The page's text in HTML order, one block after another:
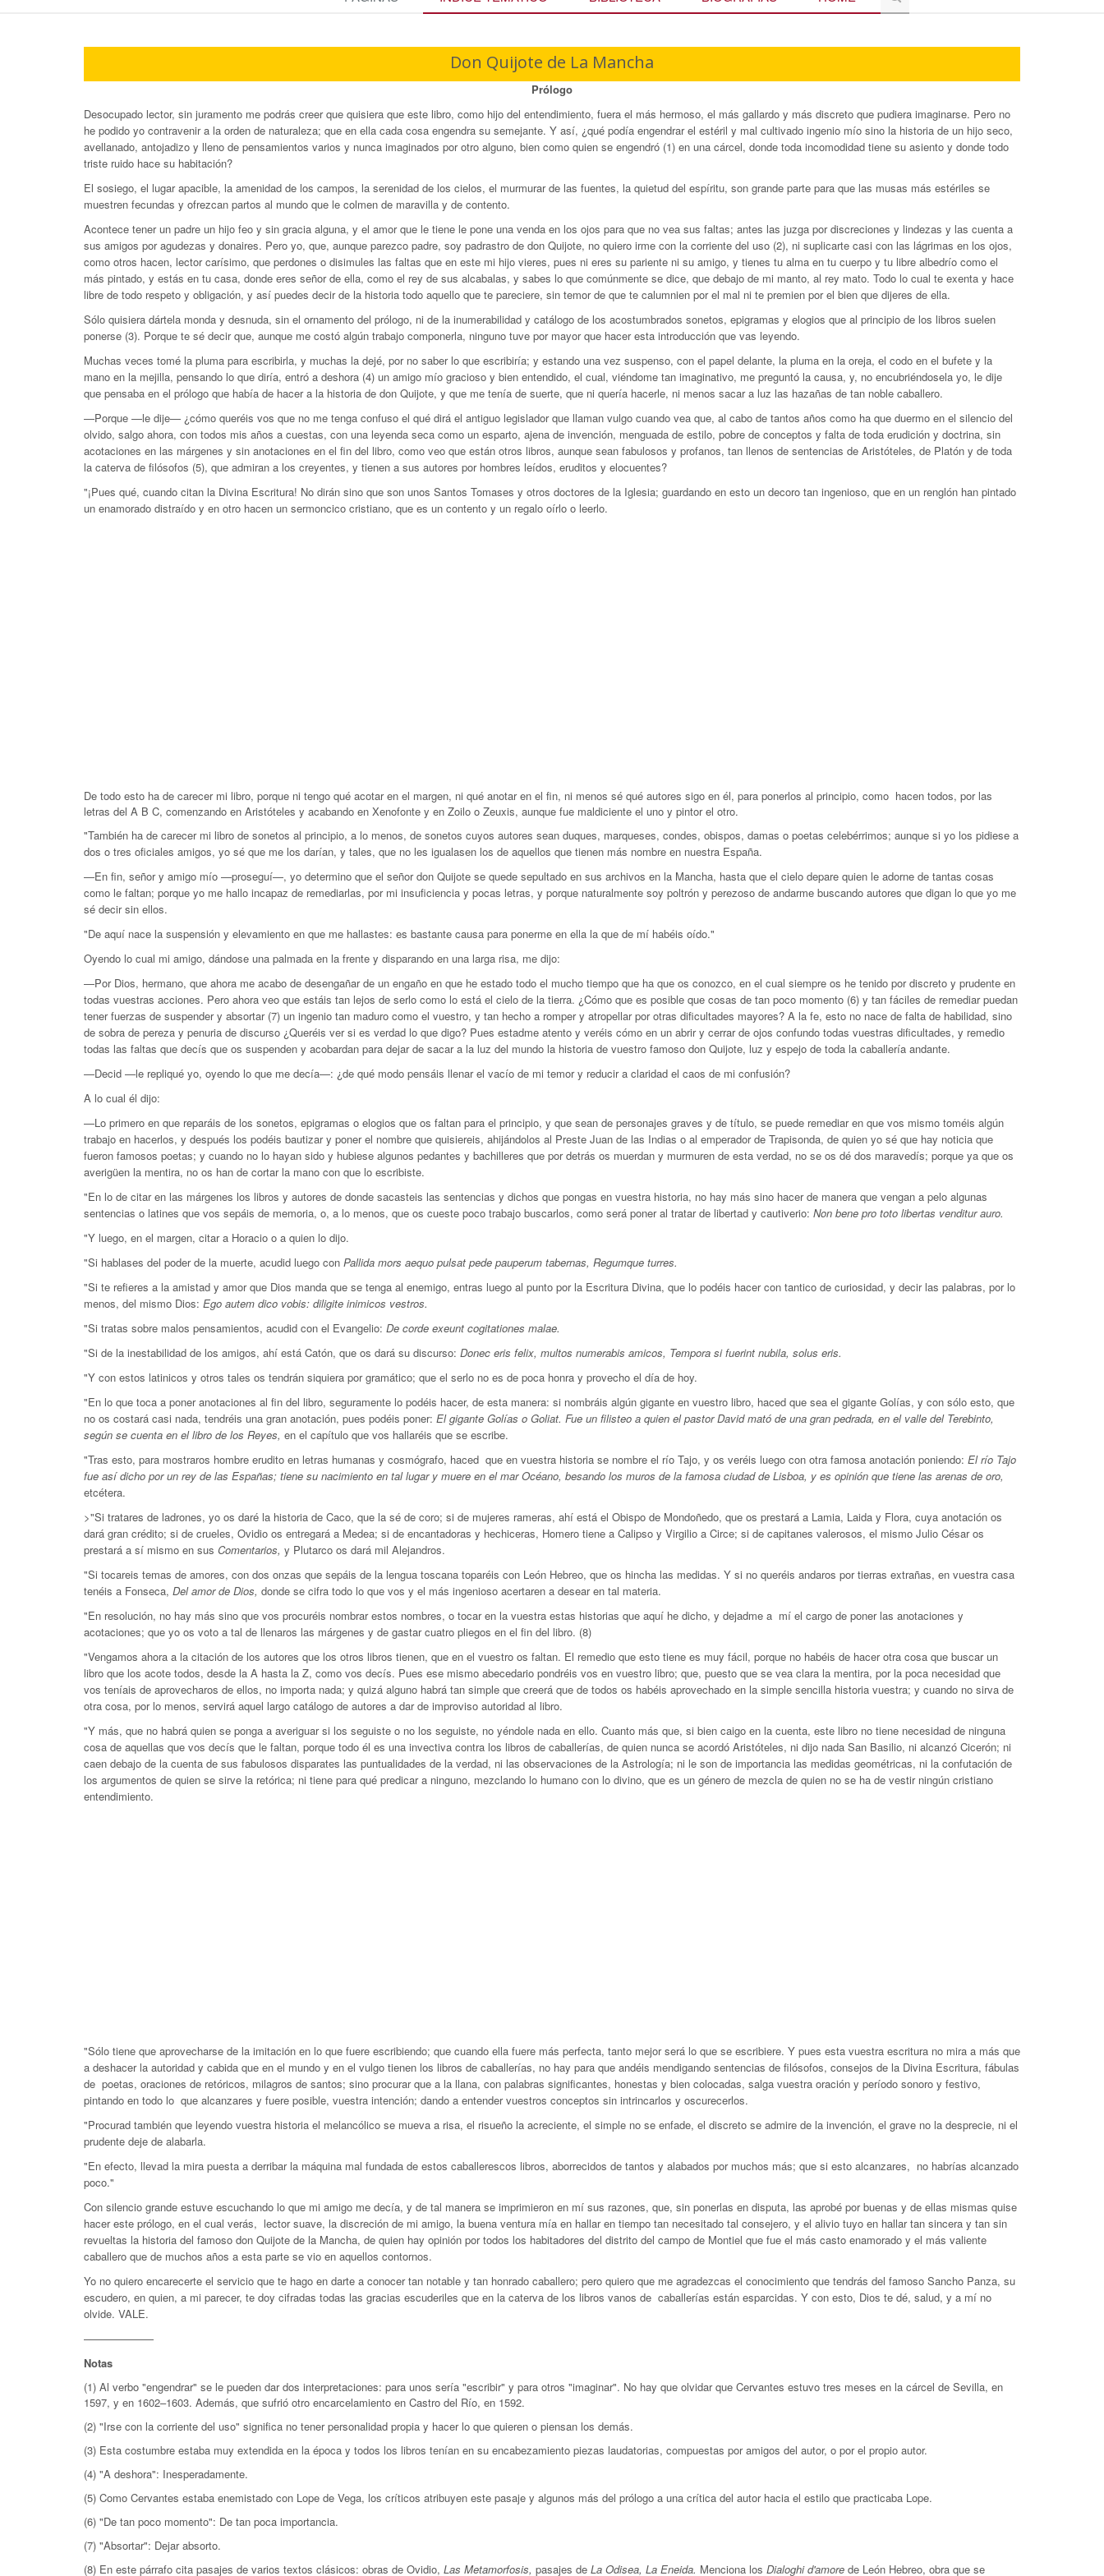
Don Quijote de La Mancha
Prólogo
Desocupado lector, sin juramento me podrás creer que quisiera que este libro, como hijo del entendimiento, fuera el más hermoso, el más gallardo y más discreto que pudiera imaginarse. Pero no
he podido yo contravenir a la orden de naturaleza; que en ella cada cosa engendra su semejante. Y así, ¿qué podía engendrar el estéril y mal cultivado ingenio mío sino la historia de un hijo seco,
avellanado, antojadizo y lleno de pensamientos varios y nunca imaginados por otro alguno, bien como quien se engendró (1) en una cárcel, donde toda incomodidad tiene su asiento y donde todo
triste ruido hace su habitación?
El sosiego, el lugar apacible, la amenidad de los campos, la serenidad de los cielos, el murmurar de las fuentes, la quietud del espíritu, son grande parte para que las musas más estériles se
muestren fecundas y ofrezcan partos al mundo que le colmen de maravilla y de contento.
Acontece tener un padre un hijo feo y sin gracia alguna, y el amor que le tiene le pone una venda en los ojos para que no vea sus faltas; antes las juzga por discreciones y lindezas y las cuenta a
sus amigos por agudezas y donai­res. Pero yo, que, aunque parezco padre, soy padrastro de don Quijote, no quiero irme con la corriente del uso (2), ni suplicarte casi con las lágrimas en los ojos,
como otros hacen, lector carísimo, que perdones o disimules las faltas que en este mi hijo vieres, pues ni eres su pariente ni su amigo, y tienes tu alma en tu cuerpo y tu libre albedrío como el
más pintado, y estás en tu casa, donde eres señor de ella, como el rey de sus alcabalas, y sabes lo que comúnmente se dice, que debajo de mi manto, al rey mato. Todo lo cual te exenta y hace
libre de todo respeto y obligación, y así puedes decir de la historia todo aquello que te pareciere, sin temor de que te calumnien por el mal ni te premien por el bien que dijeres de ella.
Sólo quisiera dártela monda y desnuda, sin el ornamento del prólogo, ni de la inumerabilidad y catálogo de los acostumbrados sonetos, epigramas y elogios que al principio de los libros suelen
ponerse (3). Porque te sé decir que, aunque me costó algún trabajo componerla, ninguno tuve por mayor que hacer esta introducción que vas leyendo.
Muchas veces tomé la pluma para escribirla, y muchas la dejé, por no saber lo que escribiría; y estando una vez suspenso, con el papel delante, la pluma en la oreja, el codo en el bufete y la
mano en la mejilla, pensando lo que diría, entró a deshora (4) un amigo mío gracioso y bien entendido, el cual, viéndome tan imaginativo, me preguntó la causa, y, no encubrién­dosela yo, le dije
que pensaba en el prólogo que había de hacer a la historia de don Quijote, y que me tenía de suerte, que ni quería hacerle, ni menos sacar a luz las hazañas de tan noble caballero.
—Porque —le dije— ¿cómo queréis vos que no me tenga confuso el qué dirá el antiguo legislador que llaman vulgo cuando vea que, al cabo de tantos años como ha que duermo en el silencio del
olvido, salgo ahora, con todos mis años a cuestas, con una leyenda seca como un esparto, ajena de invención, menguada de estilo, pobre de conceptos y falta de toda erudición y doctrina, sin
acotaciones en las márgenes y sin anotaciones en el fin del libro, como veo que están otros libros, aunque sean fabulosos y profanos, tan llenos de sentencias de Aristóteles, de Platón y de toda
la caterva de filósofos (5), que admiran a los creyentes, y tienen a sus autores por hombres leídos, eruditos y elocuentes?
"¡Pues qué, cuando citan la Divina Escritura! No dirán sino que son unos Santos Tomases y otros doctores de la Iglesia; guardando en esto un decoro tan ingenioso, que en un renglón han pintado
un enamorado distraído y en otro hacen un sermoncico cristiano, que es un contento y un regalo oírlo o leerlo.
De todo esto ha de carecer mi libro, porque ni tengo qué acotar en el margen, ni qué anotar en el fin, ni menos sé qué autores sigo en él, para ponerlos al principio, como hacen todos, por las
letras del A B C, comenzando en Aristóteles y acabando en Xenofonte y en Zoilo o Zeuxis, aunque fue maldiciente el uno y pintor el otro.
"También ha de carecer mi libro de sonetos al principio, a lo menos, de sonetos cuyos autores sean duques, marqueses, condes, obispos, damas o poetas celebérrimos; aunque si yo los pidiese a
dos o tres oficiales amigos, yo sé que me los darían, y tales, que no les igualasen los de aquellos que tienen más nombre en nuestra España.
—En fin, señor y amigo mío —proseguí—, yo determino que el señor don Quijote se quede sepultado en sus archivos en la Mancha, hasta que el cielo depare quien le adorne de tantas cosas
como le faltan; porque yo me hallo incapaz de remediarlas, por mi insuficiencia y pocas letras, y porque naturalmente soy poltrón y perezoso de andarme buscando autores que digan lo que yo me
sé decir sin ellos.
"De aquí nace la suspensión y elevamiento en que me hallastes: es bastante causa para ponerme en ella la que de mí habéis oído."
Oyendo lo cual mi amigo, dándose una palmada en la frente y disparando en una larga risa, me dijo:­
—Por Dios, hermano, que ahora me acabo de desengañar de un engaño en que he estado todo el mucho tiempo que ha que os conozco, en el cual siempre os he tenido por discreto y prudente en
todas vuestras acciones. Pero ahora veo que estáis tan lejos de serlo como lo está el cielo de la tierra. ¿Cómo que es posible que cosas de tan poco momento (6) y tan fáciles de remediar puedan
tener fuerzas de suspender y absortar (7) un ingenio tan maduro como el vuestro, y tan hecho a romper y atropellar por otras dificultades mayores? A la fe, esto no nace de falta de habilidad, sino
de sobra de pereza y penuria de discurso ¿Queréis ver si es verdad lo que digo? Pues estadme atento y veréis cómo en un abrir y cerrar de ojos confundo todas vuestras dificultades, y remedio
todas las faltas que decís que os suspenden y acobardan para dejar de sacar a la luz del mundo la historia de vuestro famoso don Quijote, luz y espejo de toda la caballería andante.
—Decid —le repliqué yo, oyendo lo que me decía—: ¿de qué modo pensáis llenar el vacío de mi temor y reducir a claridad el caos de mi confusión?
A lo cual él dijo:
—Lo primero en que reparáis de los sonetos, epigramas o elogios que os faltan para el principio, y que sean de personajes graves y de título, se puede remediar en que vos mismo toméis algún
trabajo en hacerlos, y después los podéis bautizar y poner el nombre que quisiereis, ahijándolos al Preste Juan de las Indias o al emperador de Trapisonda, de quien yo sé que hay noticia que
fueron famosos poetas; y cuando no lo hayan sido y hubiese algunos pedantes y bachilleres que por detrás os muerdan y murmuren de esta verdad, no se os dé dos maravedís; porque ya que os
averigüen la mentira, no os han de cortar la mano con que lo escribiste.
"En lo de citar en las márgenes los libros y autores de donde sacasteis las sentencias y dichos que pongas en vuestra historia, no hay más sino hacer de manera que vengan a pelo algunas
sentencias o latines que vos sepáis de memoria, o, a lo menos, que os cueste poco trabajo buscarlos, como será poner al tratar de libertad y cautiverio: Non bene pro toto libertas venditur auro.
"Y luego, en el margen, citar a Horacio o a quien lo dijo.
"Si hablases del poder de la muerte, acudid luego con Pallida mors aequo pulsat pede pauperum tabernas, Regumque turres.
"Si te refieres a la amistad y amor que Dios manda que se tenga al enemigo, entras luego al punto por la Escritura Divina, que lo podéis hacer con tantico de curiosidad, y decir las palabras, por lo
menos, del mismo Dios: Ego autem dico vobis: diligite inimicos vestros.
"Si tratas sobre malos pensamientos, acudid con el Evangelio: De corde exeunt cogitationes malae.
"Si de la inestabilidad de los amigos, ahí está Catón, que os dará su discurso: Donec eris felix, multos numerabis amicos, Tempora si fuerint nubila, solus eris.
"Y con estos latinicos y otros tales os tendrán siquiera por gramático; que el serlo no es de poca honra y provecho el día de hoy.
"En lo que toca a poner anotaciones al fin del libro, seguramente lo podéis hacer, de esta manera: si nombráis algún gigante en vuestro libro, haced que sea el gigante Golías, y con sólo esto, que
no os costará casi nada, tendréis una gran anotación, pues podéis poner: El gigante Golías o Goliat. Fue un filisteo a quien el pastor David mató de una gran pedrada, en el valle del Terebinto,
según se cuenta en el libro de los Reyes, en el capítulo que vos hallaréis que se escribe.
"Tras esto, para mostraros hombre erudito en letras humanas y cosmógrafo, haced que en vuestra historia se nombre el río Tajo, y os veréis luego con otra famosa anotación poniendo: El río Tajo
fue así dicho por un rey de las Españas; tiene su nacimiento en tal lugar y muere en el mar Océano, besando los muros de la famosa ciudad de Lisboa, y es opinión que tiene las arenas de oro,
etcétera.
>"Si tratares de ladrones, yo os daré la historia de Caco, que la sé de coro; si de mujeres rameras, ahí está el Obispo de Mondoñedo, que os prestará a Lamia, Laida y Flora, cuya anotación os
dará gran crédito; si de crueles, Ovidio os entregará a Medea; si de encantadoras y hechiceras, Homero tiene a Calipso y Virgilio a Circe; si de capitanes valerosos, el mismo Julio César os
prestará a sí mismo en sus Comentarios, y Plutarco os dará mil Alejandros.
"Si tocareis temas de amores, con dos onzas que sepáis de la lengua toscana toparéis con León Hebreo, que os hincha las medidas. Y si no queréis andaros por tierras extrañas, en vuestra casa
tenéis a Fonseca, Del amor de Dios, donde se cifra todo lo que vos y el más ingenioso acertaren a desear en tal materia.
"En resolución, no hay más sino que vos procuréis nombrar estos nombres, o tocar en la vuestra estas historias que aquí he dicho, y dejadme a mí el cargo de poner las anotaciones y
acotaciones; que yo os voto a tal de llenaros las márgenes y de gastar cuatro pliegos en el fin del libro. (8)
"Vengamos ahora a la citación de los autores que los otros libros tienen, que en el vuestro os faltan. El remedio que esto tiene es muy fácil, porque no habéis de hacer otra cosa que buscar un
libro que los acote todos, desde la A hasta la Z, como vos decís. Pues ese mismo abecedario pondréis vos en vuestro libro; que, puesto que se vea clara la mentira, por la poca necesidad que
vos teníais de aprovecharos de ellos, no importa nada; y quizá alguno habrá tan simple que creerá que de todos os habéis aprovechado en la simple sencilla historia vuestra; y cuando no sirva de
otra cosa, por lo menos, servirá aquel largo catálogo de autores a dar de improviso autoridad al libro.
"Y más, que no habrá quien se ponga a averiguar si los seguiste o no los seguiste, no yéndole nada en ello. Cuanto más que, si bien caigo en la cuenta, este libro no tiene necesidad de ninguna
cosa de aquellas que vos decís que le faltan, porque todo él es una invectiva contra los libros de caballerías, de quien nunca se acordó Aristóteles, ni dijo nada San Basilio, ni alcanzó Cicerón; ni
caen debajo de la cuenta de sus fabulosos disparates las puntualidades de la verdad, ni las observaciones de la Astrología; ni le son de importancia las medidas geométricas, ni la confutación de
los argumentos de quien se sirve la retórica; ni tiene para qué predicar a ninguno, mezclando lo humano con lo divino, que es un género de mezcla de quien no se ha de vestir ningún cristiano
entendimiento.
"Sólo tiene que aprovecharse de la imitación en lo que fuere escribiendo; que cuando ella fuere más perfecta, tanto mejor será lo que se escribiere. Y pues esta vuestra escritura no mira a más que
a deshacer la autoridad y cabida que en el mundo y en el vulgo tienen los libros de caballerías, no hay para que andéis mendigando sentencias de filósofos, consejos de la Divina Escritura, fábulas
de poetas, oraciones de retóricos, milagros de santos; sino procurar que a la llana, con palabras significantes, honestas y bien colocadas, salga vuestra oración y período sonoro y festivo,
pintando en todo lo que alcanzares y fuere posible, vuestra intención; dando a entender vuestros conceptos sin intrincarlos y oscurecerlos.
"Procurad también que leyendo vuestra historia el melancólico se mueva a risa, el risueño la acreciente, el simple no se enfade, el discreto se admire de la invención, el grave no la desprecie, ni el
prudente deje de alabarla.
"En efecto, llevad la mira puesta a derribar la máquina mal fundada de estos caballerescos libros, aborrecidos de tantos y alabados por muchos más; que si esto alcanzares, no habrías alcanzado
poco."
Con silencio grande estuve escuchando lo que mi amigo me decía, y de tal manera se imprimieron en mí sus razones, que, sin ponerlas en disputa, las aprobé por buenas y de ellas mismas quise
hacer este prólogo, en el cual verás, lector suave, la discreción de mi amigo, la buena ventura mía en hallar en tiempo tan necesitado tal consejero, y el alivio tuyo en hallar tan sincera y tan sin
revueltas la historia del famoso don Quijote de la Mancha, de quien hay opinión por todos los habitadores del distrito del campo de Montiel que fue el más casto enamorado y el más valiente
caballero que de muchos años a esta parte se vio en aquellos contornos.
Yo no quiero encarecerte el servicio que te hago en darte a conocer tan notable y tan honrado caballero; pero quiero que me agradezcas el conocimiento que tendrás del famoso Sancho Panza, su
escudero, en quien, a mi parecer, te doy cifradas todas las gracias escuderiles que en la caterva de los libros vanos de caballerías están esparcidas. Y con esto, Dios te dé, salud, y a mí no
olvide. VALE.
–——————
Notas
(1) Al verbo "engendrar" se le pueden dar dos interpretaciones: para unos sería "escribir" y para otros "imaginar". No hay que olvidar que Cervantes estuvo tres meses en la cárcel de Sevilla, en
1597, y en 1602–1603. Además, que sufrió otro encarcelamiento en Castro del Río, en 1592.
(2) "Irse con la corriente del uso" significa no tener personalidad propia y hacer lo que quieren o piensan los demás.
(3) Esta costumbre estaba muy extendida en la época y todos los libros tenían en su encabezamiento piezas laudatorias, compuestas por amigos del autor, o por el propio autor.
(4) "A deshora": Inesperadamente.
(5) Como Cervantes estaba enemistado con Lope de Vega, los críticos atribuyen este pasaje y algunos más del prólogo a una crítica del autor hacia el estilo que practicaba Lope.
(6) "De tan poco momento": De tan poca importancia.
(7) "Absortar": Dejar absorto.
(8) En este párrafo cita pasajes de varios textos clásicos: obras de Ovidio, Las Metamorfosis, pasajes de La Odisea, La Eneida. Menciona los Dialoghi d'amore de León Hebreo, obra que se